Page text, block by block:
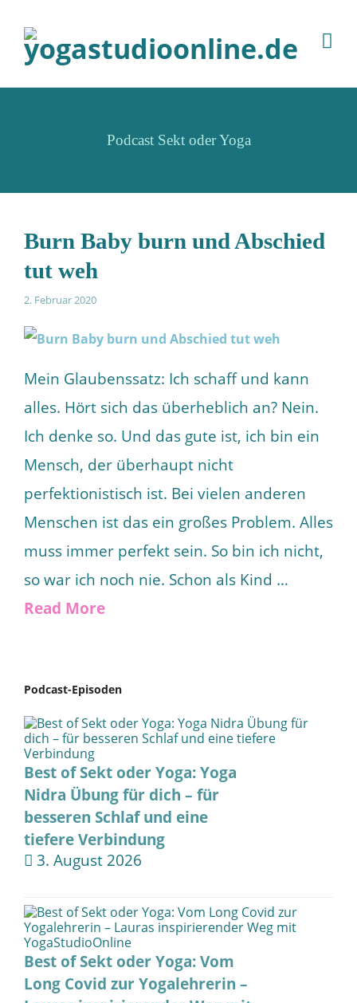
Podcast Sekt oder Yoga
Burn Baby burn und Abschied
tut weh
2. Februar 2020
Mein Glaubenssatz: Ich schaff und kann
alles. Hört sich das überheblich an? Nein.
Ich denke so. Und das gute ist, ich bin ein
Mensch, der überhaupt nicht
perfektionistisch ist. Bei vielen anderen
Menschen ist das ein großes Problem. Alles
muss immer perfekt sein. So bin ich nicht,
so war ich noch nie. Schon als Kind …
Read More
Podcast-Episoden
Best of Sekt oder Yoga: Yoga
Nidra Übung für dich – für
besseren Schlaf und eine
tiefere Verbindung
3. August 2026
Best of Sekt oder Yoga: Vom
Long Covid zur Yogalehrerin –